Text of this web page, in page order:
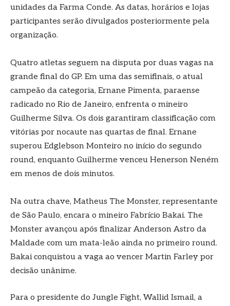
unidades da Farma Conde. As datas, horários e lojas
participantes serão divulgados posteriormente pela
organização.
Quatro atletas seguem na disputa por duas vagas na
grande final do GP. Em uma das semifinais, o atual
campeão da categoria, Ernane Pimenta, paraense
radicado no Rio de Janeiro, enfrenta o mineiro
Guilherme Silva. Os dois garantiram classificação com
vitórias por nocaute nas quartas de final. Ernane
superou Edglebson Monteiro no início do segundo
round, enquanto Guilherme venceu Henerson Neném
em menos de dois minutos.
Na outra chave, Matheus The Monster, representante
de São Paulo, encara o mineiro Fabrício Bakai. The
Monster avançou após finalizar Anderson Astro da
Maldade com um mata-leão ainda no primeiro round.
Bakai conquistou a vaga ao vencer Martin Farley por
decisão unânime.
Para o presidente do Jungle Fight, Wallid Ismail, a